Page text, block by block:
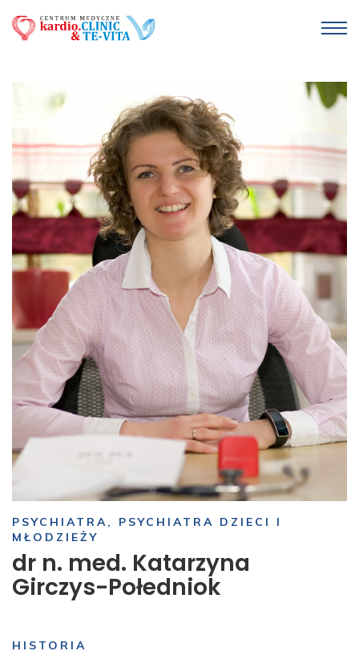
PSYCHIATRA, PSYCHIATRA DZIECI I
MŁODZIEŻY
dr n. med. Katarzyna
Girczys-Połedniok
HISTORIA